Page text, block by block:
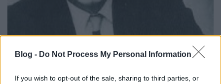
Blog - Do Not Process My Personal Information
If you wish to opt-out of the sale, sharing to third parties, or